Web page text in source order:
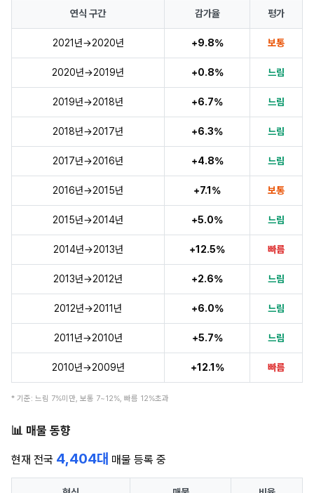
연식 구간 감가율 평가
2021년→2020년 +9.8% 보통
2020년→2019년 +0.8% 느림
2019년→2018년 +6.7% 느림
2018년→2017년 +6.3% 느림
2017년→2016년 +4.8% 느림
2016년→2015년 +7.1% 보통
2015년→2014년 +5.0% 느림
2014년→2013년 +12.5% 빠름
2013년→2012년 +2.6% 느림
2012년→2011년 +6.0% 느림
2011년→2010년 +5.7% 느림
2010년→2009년 +12.1% 빠름
* 기준: 느림 7%미만, 보통 7~12%, 빠름 12%초과
📊 매물 동향
현재 전국 4,404대 매물 등록 중